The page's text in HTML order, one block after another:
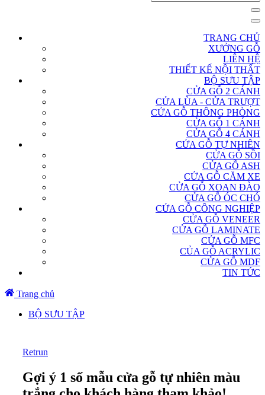
TRANG CHỦ
XƯỞNG GỖ
LIÊN HỆ
THIẾT KẾ NỘI THẤT
BỘ SƯU TẬP
CỬA GỖ 2 CÁNH
CỬA LÙA - CỬA TRƯỢT
CỬA GỖ THÔNG PHÒNG
CỬA GỖ 1 CÁNH
CỬA GỖ 4 CÁNH
CỬA GỖ TỰ NHIÊN
CỬA GỖ SỒI
CỬA GỖ ASH
CỬA GỖ CĂM XE
CỬA GỖ XOAN ĐÀO
CỬA GỖ ÓC CHÓ
CỬA GỖ CÔNG NGHIỆP
CỬA GỖ VENEER
CỬA GỖ LAMINATE
CỬA GỖ MFC
CỦA GỖ ACRYLIC
CỬA GỖ MDF
TIN TỨC
Trang chủ
BỘ SƯU TẬP
Retrun
Gợi ý 1 số mẫu cửa gỗ tự nhiên màu